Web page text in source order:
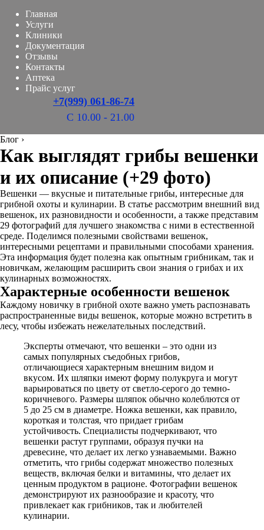
Главная
Услуги
Клиники
Документация
Отзывы
Контакты
Аптека
Прайс услуг
+7(999) 061-86-74
С 10.00 - 21.00
Блог ›
Как выглядят грибы вешенки
и их описание (+29 фото)
Вешенки — вкусные и питательные грибы, интересные для
грибной охоты и кулинарии. В статье рассмотрим внешний вид
вешенок, их разновидности и особенности, а также представим
29 фотографий для лучшего знакомства с ними в естественной
среде. Поделимся полезными свойствами вешенок,
интересными рецептами и правильными способами хранения.
Эта информация будет полезна как опытным грибникам, так и
новичкам, желающим расширить свои знания о грибах и их
кулинарных возможностях.
Характерные особенности вешенок
Каждому новичку в грибной охоте важно уметь распознавать
распространенные виды вешенок, которые можно встретить в
лесу, чтобы избежать нежелательных последствий.
Эксперты отмечают, что вешенки – это одни из
самых популярных съедобных грибов,
отличающиеся характерным внешним видом и
вкусом. Их шляпки имеют форму полукруга и могут
варьироваться по цвету от светло-серого до темно-
коричневого. Размеры шляпок обычно колеблются от
5 до 25 см в диаметре. Ножка вешенки, как правило,
короткая и толстая, что придает грибам
устойчивость. Специалисты подчеркивают, что
вешенки растут группами, образуя пучки на
древесине, что делает их легко узнаваемыми. Важно
отметить, что грибы содержат множество полезных
веществ, включая белки и витамины, что делает их
ценным продуктом в рационе. Фотографии вешенок
демонстрируют их разнообразие и красоту, что
привлекает как грибников, так и любителей
кулинарии.